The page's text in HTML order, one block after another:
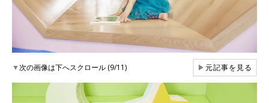
▼次の画像は下へスクロール (9/11) ▶元記事を見る